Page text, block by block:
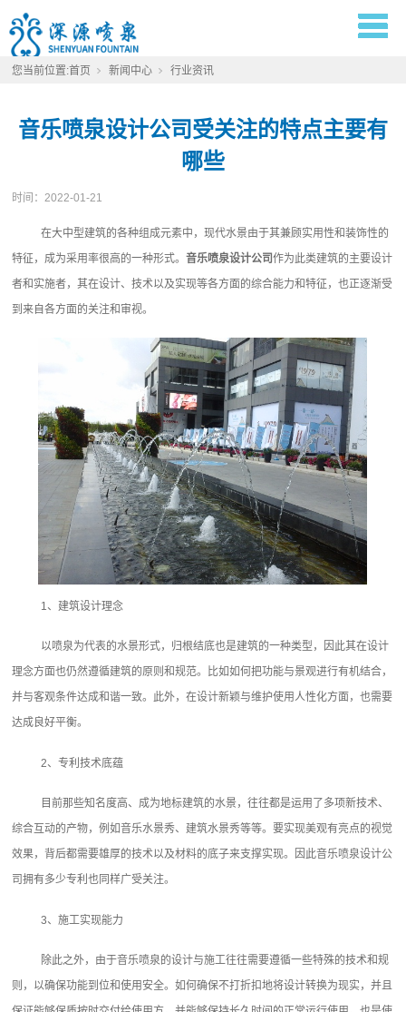
您当前位置:首页 新闻中心 行业资讯
音乐喷泉设计公司受关注的特点主要有
哪些
时间：2022-01-21
在大中型建筑的各种组成元素中，现代水景由于其兼顾实用性和装饰性的
特征，成为采用率很高的一种形式。音乐喷泉设计公司作为此类建筑的主要设计
者和实施者，其在设计、技术以及实现等各方面的综合能力和特征，也正逐渐受
到来自各方面的关注和审视。
1、建筑设计理念
以喷泉为代表的水景形式，归根结底也是建筑的一种类型，因此其在设计
理念方面也仍然遵循建筑的原则和规范。比如如何把功能与景观进行有机结合，
并与客观条件达成和谐一致。此外，在设计新颖与维护使用人性化方面，也需要
达成良好平衡。
2、专利技术底蕴
目前那些知名度高、成为地标建筑的水景，往往都是运用了多项新技术、
综合互动的产物，例如音乐水景秀、建筑水景秀等等。要实现美观有亮点的视觉
效果，背后都需要雄厚的技术以及材料的底子来支撑实现。因此音乐喷泉设计公
司拥有多少专利也同样广受关注。
3、施工实现能力
除此之外，由于音乐喷泉的设计与施工往往需要遵循一些特殊的技术和规
则，以确保功能到位和使用安全。如何确保不打折扣地将设计转换为现实，并且